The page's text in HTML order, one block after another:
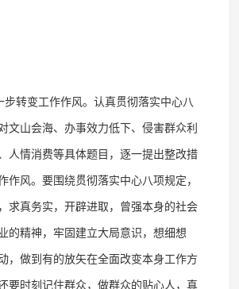
步转变工作作风。认真贯彻落实中心八
文山会海、办事效力低下、侵害群众利
人情消费等具体题目，逐一提出整改措
作风。要围绕贯彻落实中心八项规定，
求真务实，开辟进取，曾强本身的社会
的精神，牢固建立大局意识，想细想
，做到有的放矢在全面改变本身工作方
要时刻记住群众，做群众的贴心人，真